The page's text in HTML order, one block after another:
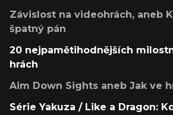
Závislost na videohrách, aneb
špatný pán
20 nejpamětihodnějších
hrách
Aim Down Sights aneb Jak ve
Série Yakuza / Like a Dragon: